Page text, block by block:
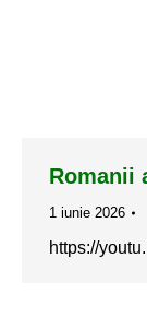
Romanii
1 iunie 2026
https://